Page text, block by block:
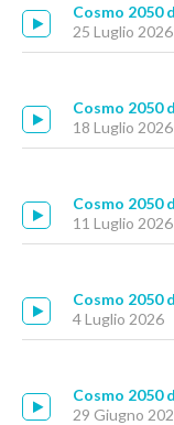
Cosmo 2050
25 Luglio 2026
Cosmo 2050
18 Luglio 2026
Cosmo 2050
11 Luglio 2026
Cosmo 2050
4 Luglio 2026
Cosmo 2050
29 Giugno